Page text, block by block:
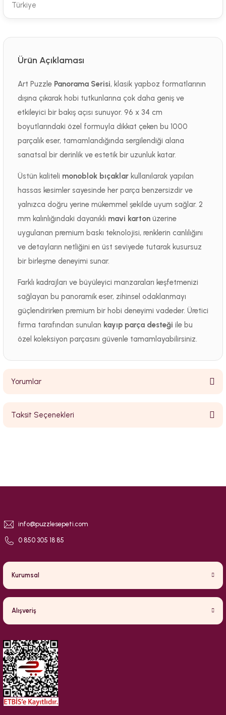
Türkiye
Ürün Açıklaması
Art Puzzle Panorama Serisi, klasik yapboz formatlarının
dışına çıkarak hobi tutkunlarına çok daha geniş ve
etkileyici bir bakış açısı sunuyor. 96 x 34 cm
boyutlarındaki özel formuyla dikkat çeken bu 1000
parçalık eser, tamamlandığında sergilendiği alana
sanatsal bir derinlik ve estetik bir uzunluk katar.
Üstün kaliteli monoblok bıçaklar kullanılarak yapılan
hassas kesimler sayesinde her parça benzersizdir ve
yalnızca doğru yerine mükemmel şekilde uyum sağlar. 2
mm kalınlığındaki dayanıklı mavi karton üzerine
uygulanan premium baskı teknolojisi, renklerin canlılığını
ve detayların netliğini en üst seviyede tutarak kusursuz
bir birleşme deneyimi sunar.
Farklı kadrajları ve büyüleyici manzaraları keşfetmenizi
sağlayan bu panoramik eser, zihinsel odaklanmayı
güçlendirirken premium bir hobi deneyimi vadeder. Üretici
firma tarafından sunulan kayıp parça desteği ile bu
özel koleksiyon parçasını güvenle tamamlayabilirsiniz.
Yorumlar
Taksit Seçenekleri
info@puzzlesepeti.com
0 850 305 18 85
Kurumsal
Alışveriş